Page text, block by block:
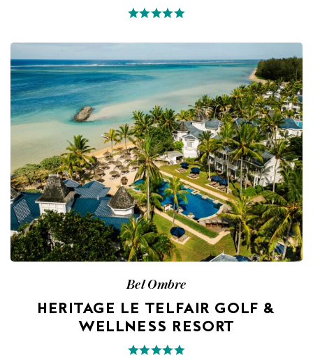
Bel Ombre
HERITAGE LE TELFAIR GOLF &
WELLNESS RESORT